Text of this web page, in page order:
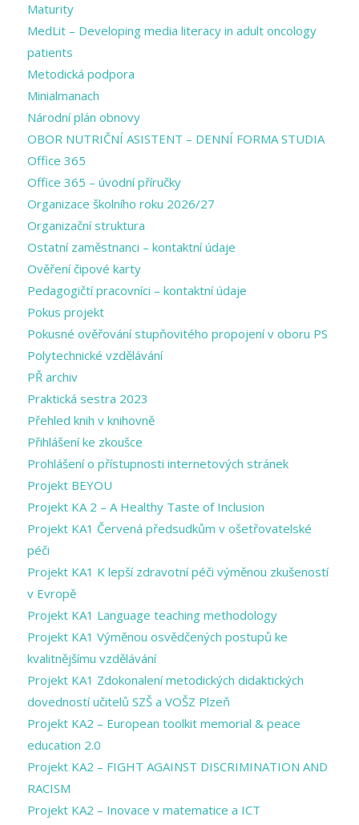
Maturity
MedLit – Developing media literacy in adult oncology
patients
Metodická podpora
Minialmanach
Národní plán obnovy
OBOR NUTRIČNÍ ASISTENT – DENNÍ FORMA STUDIA
Office 365
Office 365 – úvodní příručky
Organizace školního roku 2026/27
Organizační struktura
Ostatní zaměstnanci – kontaktní údaje
Ověření čipové karty
Pedagogičtí pracovníci – kontaktní údaje
Pokus projekt
Pokusné ověřování stupňovitého propojení v oboru PS
Polytechnické vzdělávání
PŘ archiv
Praktická sestra 2023
Přehled knih v knihovně
Přihlášení ke zkoušce
Prohlášení o přístupnosti internetových stránek
Projekt BEYOU
Projekt KA 2 – A Healthy Taste of Inclusion
Projekt KA1 Červená předsudkům v ošetřovatelské
péči
Projekt KA1 K lepší zdravotní péči výměnou zkušeností
v Evropě
Projekt KA1 Language teaching methodology
Projekt KA1 Výměnou osvědčených postupů ke
kvalitnějšímu vzdělávání
Projekt KA1 Zdokonalení metodických didaktických
dovedností učitelů SZŠ a VOŠZ Plzeň
Projekt KA2 – European toolkit memorial & peace
education 2.0
Projekt KA2 – FIGHT AGAINST DISCRIMINATION AND
RACISM
Projekt KA2 – Inovace v matematice a ICT